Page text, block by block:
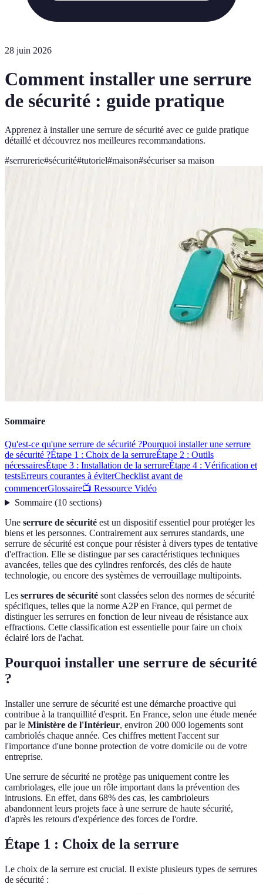
28 juin 2026
Comment installer une serrure
de sécurité : guide pratique
Apprenez à installer une serrure de sécurité avec ce guide pratique
détaillé et découvrez nos meilleures recommandations.
#serrurerie#sécurité#tutoriel#maison#sécuriser sa maison
Sommaire
Qu'est-ce qu'une serrure de sécurité ?Pourquoi installer une serrure
de sécurité ?Étape 1 : Choix de la serrureÉtape 2 : Outils
nécessairesÉtape 3 : Installation de la serrureÉtape 4 : Vérification et
testsErreurs courantes à éviterChecklist avant de
commencerGlossaire📺 Ressource Vidéo
Sommaire(10 sections)
Une serrure de sécurité est un dispositif essentiel pour protéger les
biens et les personnes. Contrairement aux serrures standards, une
serrure de sécurité est conçue pour résister à divers types de tentative
d'effraction. Elle se distingue par ses caractéristiques techniques
avancées, telles que des cylindres renforcés, des clés de haute
technologie, ou encore des systèmes de verrouillage multipoints.
Les serrures de sécurité sont classées selon des normes de sécurité
spécifiques, telles que la norme A2P en France, qui permet de
distinguer les serrures en fonction de leur niveau de résistance aux
effractions. Cette classification est essentielle pour faire un choix
éclairé lors de l'achat.
Pourquoi installer une serrure de sécurité
?
Installer une serrure de sécurité est une démarche proactive qui
contribue à la tranquillité d'esprit. En France, selon une étude menée
par le Ministère de l'Intérieur, environ 200 000 logements sont
cambriolés chaque année. Ces chiffres mettent l'accent sur
l'importance d'une bonne protection de votre domicile ou de votre
entreprise.
Une serrure de sécurité ne protège pas uniquement contre les
cambriolages, elle joue un rôle important dans la prévention des
intrusions. En effet, dans 68% des cas, les cambrioleurs
abandonnent leurs projets face à une serrure de haute sécurité,
d'après les retours d'expérience des forces de l'ordre.
Étape 1 : Choix de la serrure
Le choix de la serrure est crucial. Il existe plusieurs types de serrures
de sécurité :